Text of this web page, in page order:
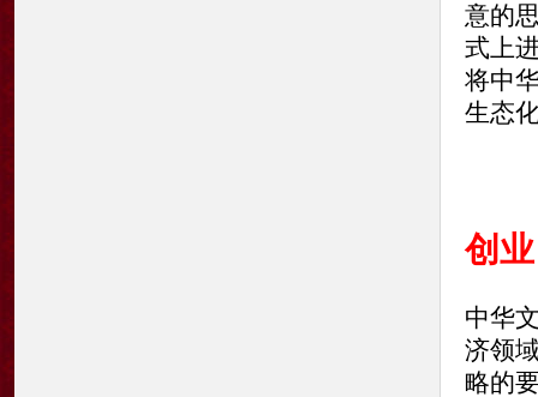
意的
式上
将中
生态
创
中华
济领
略的